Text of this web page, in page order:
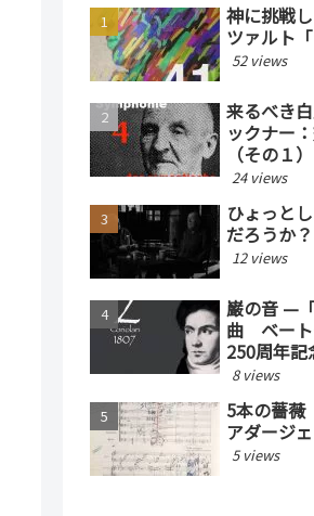
神に挑戦
ツァルト
52 views
来るべき
ックナー
（その１）
24 views
ひょっと
だろうか？
12 views
巌の音 —
曲 ベート
250周年
8 views
5本の薔
アダージ
5 views